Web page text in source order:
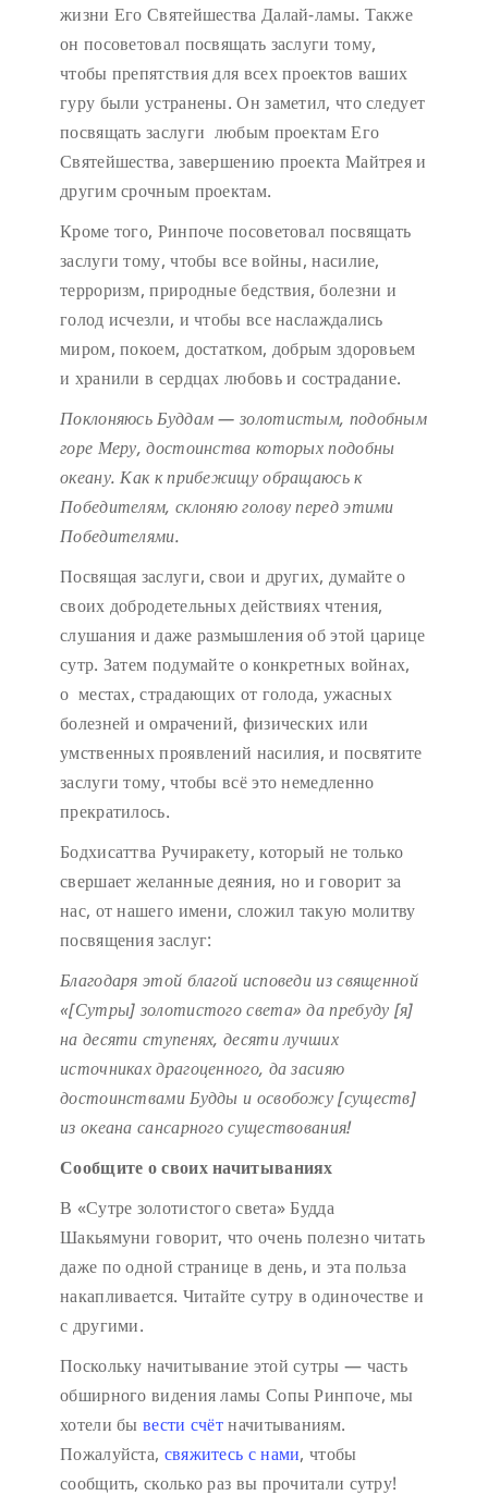
жизни Его Святейшества Далай-ламы. Также
он посоветовал посвящать заслуги тому,
чтобы препятствия для всех проектов ваших
гуру были устранены. Он заметил, что следует
посвящать заслуги любым проектам Его
Святейшества, завершению проекта Майтрея и
другим срочным проектам.
Кроме того, Ринпоче посоветовал посвящать
заслуги тому, чтобы все войны, насилие,
терроризм, природные бедствия, болезни и
голод исчезли, и чтобы все наслаждались
миром, покоем, достатком, добрым здоровьем
и хранили в сердцах любовь и сострадание.
Поклоняюсь Буддам — золотистым, подобным
горе Меру, достоинства которых подобны
океану. Как к прибежищу обращаюсь к
Победителям, склоняю голову перед этими
Победителями.
Посвящая заслуги, свои и других, думайте о
своих добродетельных действиях чтения,
слушания и даже размышления об этой царице
сутр. Затем подумайте о конкретных войнах,
о местах, страдающих от голода, ужасных
болезней и омрачений, физических или
умственных проявлений насилия, и посвятите
заслуги тому, чтобы всё это немедленно
прекратилось.
Бодхисаттва Ручиракету, который не только
свершает желанные деяния, но и говорит за
нас, от нашего имени, сложил такую молитву
посвящения заслуг:
Благодаря этой благой исповедииз священной
«[Сутры] золотистого света» да пребуду [я]
на десяти ступенях, десяти лучших
источниках драгоценного, да засияю
достоинствами Будды и освобожу [существ]
из океана сансарного существования!
Сообщите о своих начитываниях
В «Сутре золотистого света» Будда
Шакьямуни говорит, что очень полезно читать
даже по одной странице в день, и эта польза
накапливается. Читайте сутру в одиночестве и
с другими.
Поскольку начитывание этой сутры — часть
обширного видения ламы Сопы Ринпоче, мы
хотели бы вести счётначитываниям.
Пожалуйста, свяжитесь с нами, чтобы
сообщить, сколько раз вы прочитали сутру!